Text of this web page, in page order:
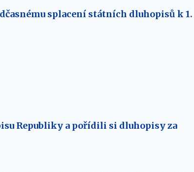
splacení státních dluhopisů k 1.
Republiky a pořídili si dluhopisy za